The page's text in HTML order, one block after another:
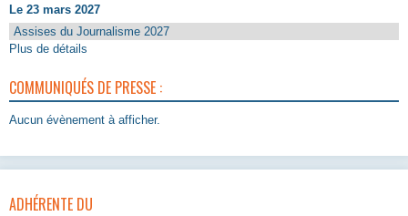
Le 23 mars 2027
Assises du Journalisme 2027
Plus de détails
COMMUNIQUÉS DE PRESSE :
Aucun évènement à afficher.
ADHÉRENTE DU